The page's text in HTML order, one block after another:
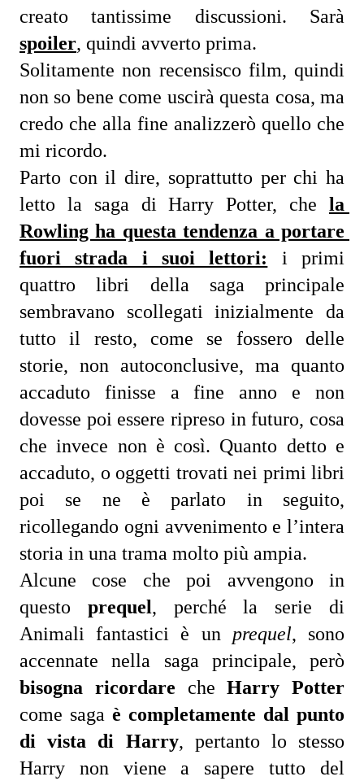
spoiler, quindi avverto prima.
Solitamente non recensisco film, quindi
non so bene come uscirà questa cosa, ma
credo che alla fine analizzerò quello che
mi ricordo.
Parto con il dire, soprattutto per chi ha
letto la saga di Harry Potter, che la
Rowling ha questa tendenza a portare
fuori strada i suoi lettori: i primi
quattro libri della saga principale
sembravano scollegati inizialmente da
tutto il resto, come se fossero delle
storie, non autoconclusive, ma quanto
accaduto finisse a fine anno e non
dovesse poi essere ripreso in futuro, cosa
che invece non è così. Quanto detto e
accaduto, o oggetti trovati nei primi libri
poi se ne è parlato in seguito,
ricollegando ogni avvenimento e l’intera
storia in una trama molto più ampia.
Alcune cose che poi avvengono in
questo prequel, perché la serie di
Animali fantastici è un prequel, sono
bisogna ricordare che Harry Potter
come saga è completamente dal punto
di vista di Harry, pertanto lo stesso
Harry non viene a sapere tutto del